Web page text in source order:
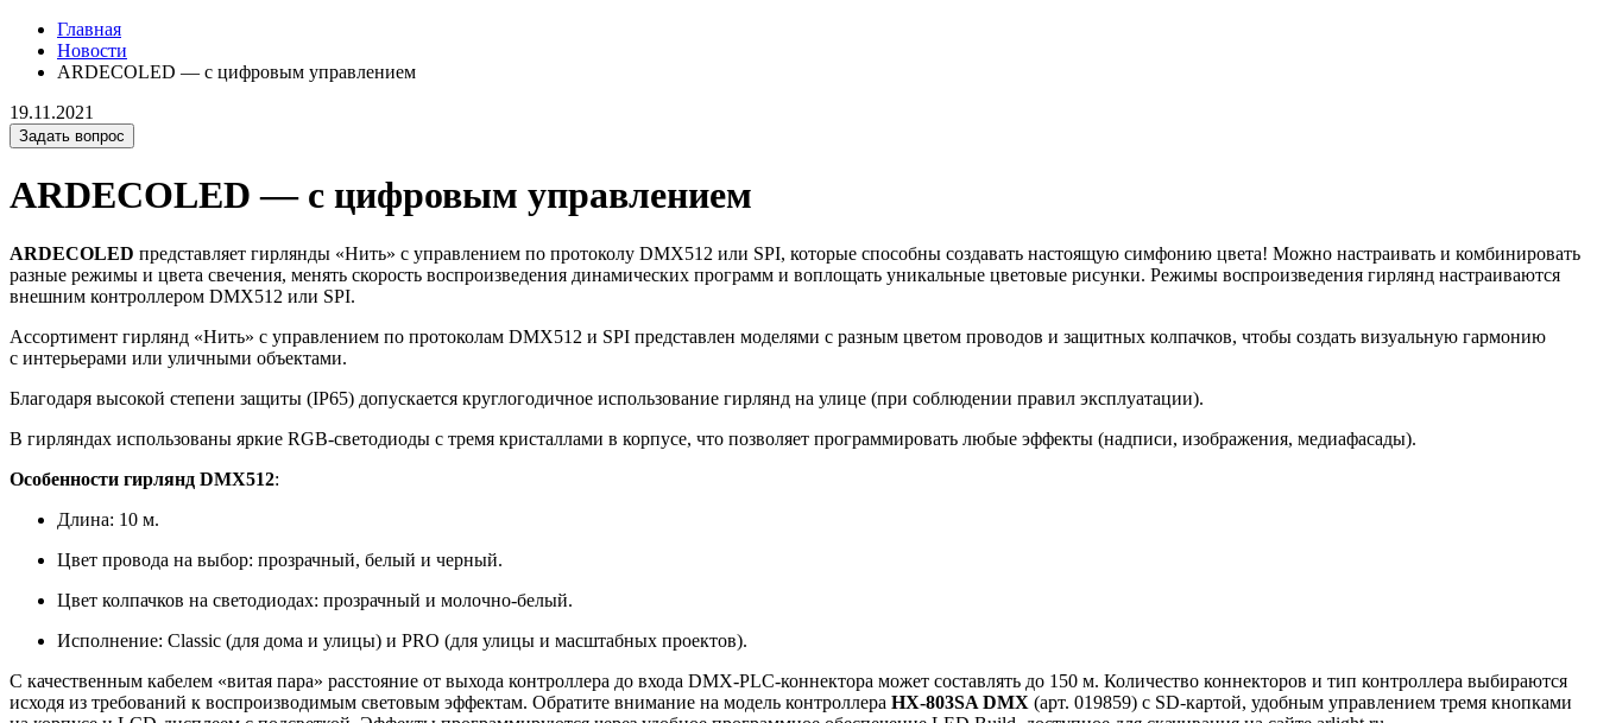
Главная
Новости
ARDECOLED — с цифровым управлением
19.11.2021
Задать вопрос
ARDECOLED — с цифровым управлением
ARDECOLED представляет гирлянды «Нить» с управлением по протоколу DMX512 или SPI, которые способны создавать настоящую симфонию цвета! Можно настраивать и комбинировать
разные режимы и цвета свечения, менять скорость воспроизведения динамических программ и воплощать уникальные цветовые рисунки. Режимы воспроизведения гирлянд настраиваются
внешним контроллером DMX512 или SPI.
Ассортимент гирлянд «Нить» с управлением по протоколам DMX512 и SPI представлен моделями с разным цветом проводов и защитных колпачков, чтобы создать визуальную гармонию
с интерьерами или уличными объектами.
Благодаря высокой степени защиты (IP65) допускается круглогодичное использование гирлянд на улице (при соблюдении правил эксплуатации).
В гирляндах использованы яркие RGB-светодиоды с тремя кристаллами в корпусе, что позволяет программировать любые эффекты (надписи, изображения, медиафасады).
Особенности гирлянд DMX512:
Длина: 10 м.
Цвет провода на выбор: прозрачный, белый и черный.
Цвет колпачков на светодиодах: прозрачный и молочно-белый.
Исполнение: Classic (для дома и улицы) и PRO (для улицы и масштабных проектов).
С качественным кабелем «витая пара» расстояние от выхода контроллера до входа DMX-PLC-коннектора может составлять до 150 м. Количество коннекторов и тип контроллера выбираются
исходя из требований к воспроизводимым световым эффектам. Обратите внимание на модель контроллера HX-803SA DMX (арт. 019859) с SD-картой, удобным управлением тремя кнопками